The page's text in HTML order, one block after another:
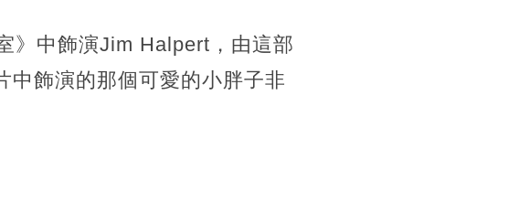
》中飾演Jim Halpert，由這部
中飾演的那個可愛的小胖子非